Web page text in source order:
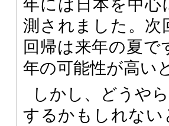
年には日本を中心
測されました。次
回帰は来年の夏
年の可能性が高い
しかし、どうや
するかもしれない